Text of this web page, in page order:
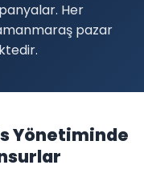
Her
pazar
Yönetiminde